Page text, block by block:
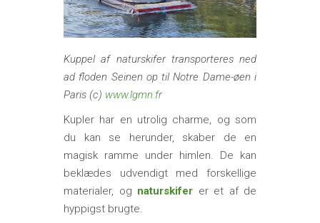
Kuppel af naturskifer transporteres ned
ad floden Seinen op til Notre Dame-øen i
Paris (c) www.lgmn.fr
Kupler har en utrolig charme, og som
du kan se herunder, skaber de en
magisk ramme under himlen. De kan
beklædes udvendigt med forskellige
materialer, og naturskifer er et af de
hyppigst brugte.